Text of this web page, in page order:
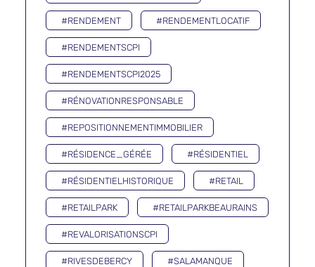
#RENDEMENT #RENDEMENTLOCATIF
#RENDEMENTSCPI
#RENDEMENTSCPI2025
#RÉNOVATIONRESPONSABLE
#REPOSITIONNEMENTIMMOBILIER
#RÉSIDENCE_GÉRÉE #RÉSIDENTIEL
#RÉSIDENTIELHISTORIQUE #RETAIL
#RETAILPARK #RETAILPARKBEAURAINS
#REVALORISATIONSCPI
#RIVESDEBERCY #SALAMANQUE